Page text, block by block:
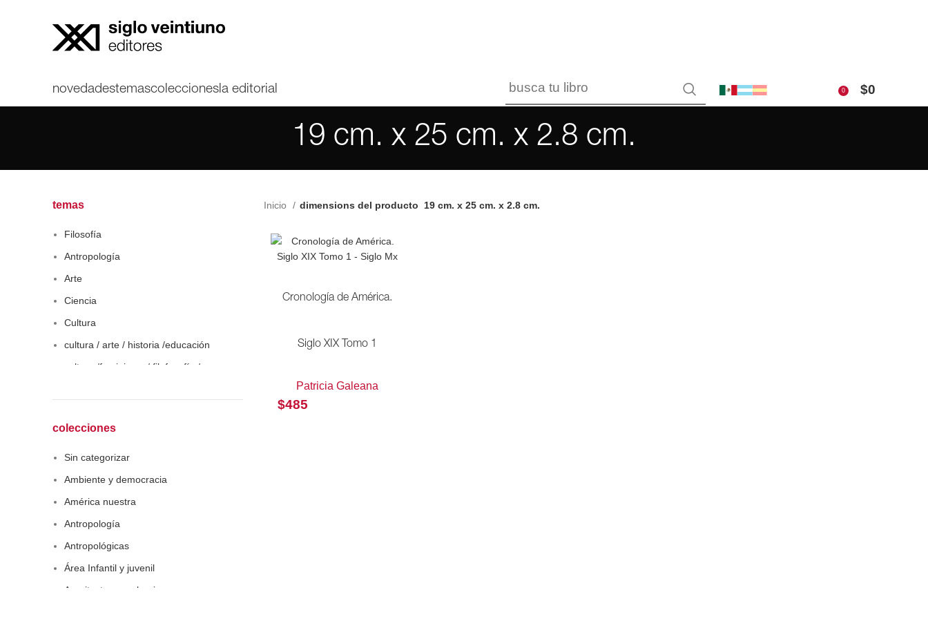
novedadestemascolecciones la editorial 0 $0
19 cm. x 25 cm. x 2.8 cm.
temas
Filosofía
Antropología
Arte
Ciencia
Cultura
cultura / arte / historia /educación
cultura /feminismo / filofosofía /
Economía
colecciones
Sin categorizar
Ambiente y democracia
América nuestra
Antropología
Antropológicas
Área Infantil y juvenil
Arquitectura y urbanismo
Inicio dimensions del producto 19 cm. x 25 cm. x 2.8 cm.
Cronología de América.
Siglo XIX Tomo 1
Patricia Galeana
$485